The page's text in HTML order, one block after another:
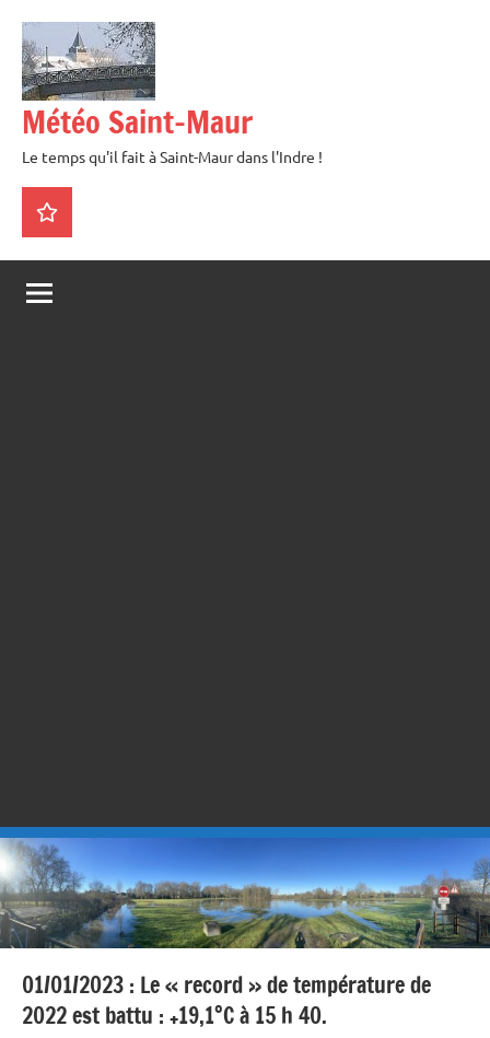
contenu
Météo Saint-Maur
Le temps qu'il fait à Saint-Maur dans l'Indre !
La
météo
en
01/01/2023 : Le « record » de température de
2022 est battu : +19,1°C à 15 h 40.